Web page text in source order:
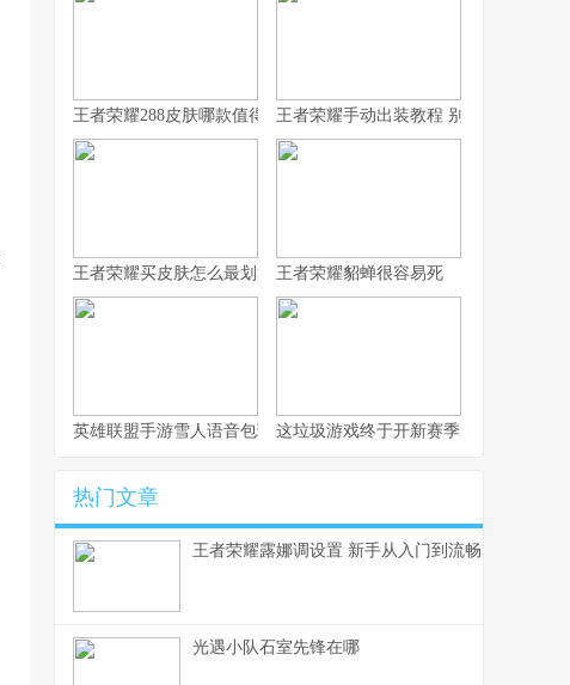
王者荣耀288皮肤哪款值得换 S43碎片商店更新速报
王者荣耀手动出装教程 别让系统推荐坑
王者荣耀买皮肤怎么最划算 从青铜到王者的省钱心路
王者荣耀貂蝉很容易死
英雄联盟手游雪人语音包玩法全解析这垃圾游戏终于开新赛季了，不写篇攻
热门文章
王者荣耀露娜调设置 新手从入门到流畅
光遇小队石室先锋在哪